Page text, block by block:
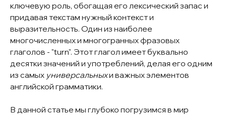
ключевую роль, обогащая его лексический запас и
придавая текстам нужный контекст и
выразительность. Один из наиболее
многочисленных и многогранных фразовых
глаголов - "turn". Этот глагол имеет буквально
десятки значений и употреблений, делая его одним
из самых универсальныхи важных элементов
английской грамматики.
В данной статье мы глубоко погрузимся в мир